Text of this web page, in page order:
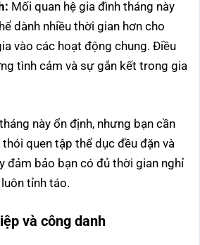
Mối quan hệ gia đình tháng này
dành nhiều thời gian hơn cho
vào các hoạt động chung. Điều
tình cảm và sự gắn kết trong gia
này ổn định, nhưng bạn cần
quen tập thể dục đều đặn và
đảm bảo bạn có đủ thời gian nghỉ
tỉnh táo.
và công danh